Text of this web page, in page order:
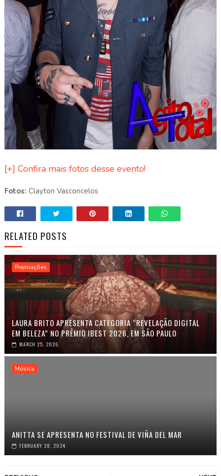
[+] Confira mais fotos desse evento!
Fotos: Clayton Vasconcelos
RELATED POSTS
Premiações
LAURA BRITO APRESENTA CATEGORIA “REVELAÇÃO DIGITAL
EM BELEZA” NO PRÊMIO IBEST 2026, EM SÃO PAULO
MARCH 25, 2026
Música
ANITTA SE APRESENTA NO FESTIVAL DE VIÑA DEL MAR
FEBRUARY 28, 2024